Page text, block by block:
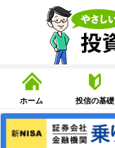
ホーム 投信の基礎